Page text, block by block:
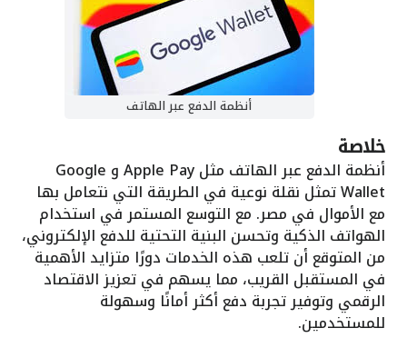
أنظمة الدفع عبر الهاتف
خلاصة
أنظمة الدفع عبر الهاتف مثل Apple Pay و Google
Wallet تمثل نقلة نوعية في الطريقة التي نتعامل بها
مع الأموال في مصر. مع التوسع المستمر في استخدام
الهواتف الذكية وتحسن البنية التحتية للدفع الإلكتروني،
من المتوقع أن تلعب هذه الخدمات دورًا متزايد الأهمية
في المستقبل القريب، مما يسهم في تعزيز الاقتصاد
الرقمي وتوفير تجربة دفع أكثر أمانًا وسهولة
للمستخدمين.